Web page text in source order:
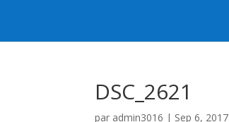
DSC_2621
par admin3016 | Sep 6, 2017